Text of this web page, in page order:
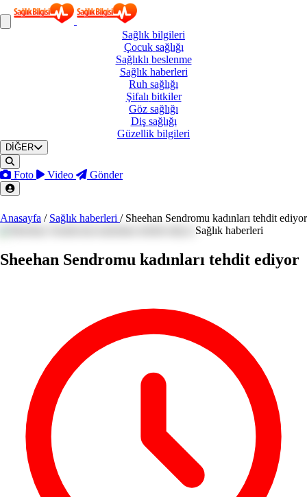
Sağlık bilgileri
Çocuk sağlığı
Sağlıklı beslenme
Sağlık haberleri
Ruh sağlığı
Şifalı bitkiler
Göz sağlığı
Diş sağlığı
Güzellik bilgileri
DİĞER
Foto Video Gönder
Anasayfa / Sağlık haberleri / Sheehan Sendromu kadınları tehdit ediyor
Sağlık haberleri
Sheehan Sendromu kadınları tehdit ediyor